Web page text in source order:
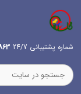
شماره پشتیبانی 24/7 0911